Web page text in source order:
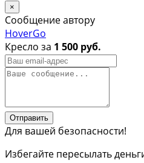
×
Сообщение автору
HoverGo
Кресло за 1 500 руб.
Отправить
Для вашей безопасности!
Избегайте пересылать